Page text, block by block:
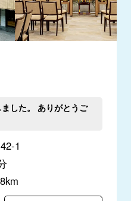
した。 ありがとうご
1